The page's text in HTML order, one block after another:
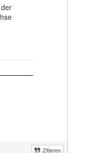
Zitieren